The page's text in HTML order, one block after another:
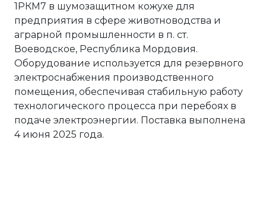
1РКМ7 в шумозащитном кожухе для
предприятия в сфере животноводства и
аграрной промышленности в п. ст.
Воеводское, Республика Мордовия.
Оборудование используется для резервного
электроснабжения производственного
помещения, обеспечивая стабильную работу
технологического процесса при перебоях в
подаче электроэнергии. Поставка выполнена
4 июня 2025 года.